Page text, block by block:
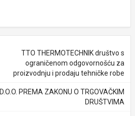
TTO THERMOTECHNIK društvo s
ograničenom odgovornošću za
proizvodnju i prodaju tehničke robe
D.O.O. PREMA ZAKONU O TRGOVAČKIM
DRUŠTVIMA